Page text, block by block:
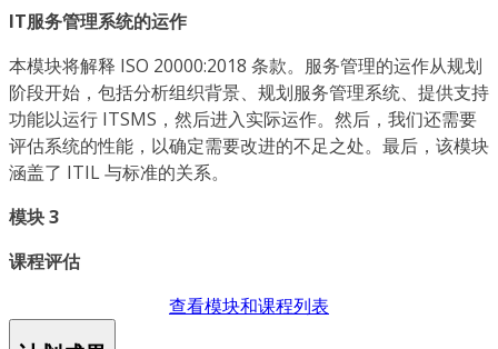
IT服务管理系统的运作
本模块将解释 ISO 20000:2018 条款。服务管理的运作从规划
阶段开始，包括分析组织背景、规划服务管理系统、提供支持
功能以运行 ITSMS，然后进入实际运作。然后，我们还需要
评估系统的性能，以确定需要改进的不足之处。最后，该模块
涵盖了 ITIL 与标准的关系。
模块 3
课程评估
查看模块和课程列表